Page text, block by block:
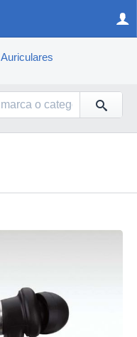
Auriculares